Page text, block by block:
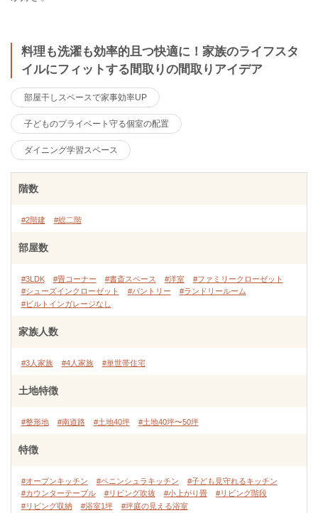
料理も洗濯も効率的且つ快適に！家族のライフスタ
イルにフィットする間取りの間取りアイデア
部屋干しスペースで家事効率UP
子どものプライベート守る個室の配置
ダイニング学習スペース
階数
#2階建 #総二階
部屋数
#3LDK #畳コーナー #書斎スペース #洋室
#ファミリークローゼット
#シューズインクローゼット
#パントリー
#ランドリールーム
#ビルトインガレージなし
家族人数
#3人家族 #4人家族 #単世帯住宅
土地特徴
#整形地 #南道路 #土地40坪 #土地40坪〜50坪
特徴
#オープンキッチン #ペニンシュラキッチン
#子ども見守れるキッチン
#カウンターテーブル
#リビング吹抜 #小上がり畳
#リビング階段
#リビング収納
#浴室1坪
#坪庭の見える浴室